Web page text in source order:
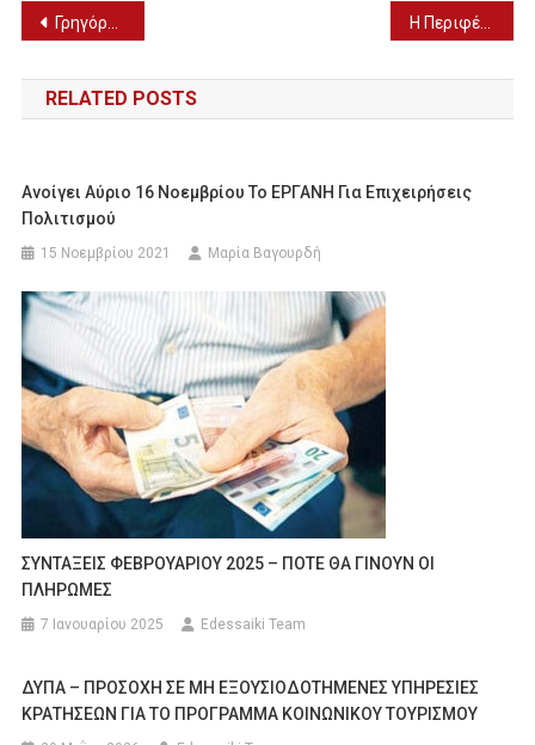
Πλοήγηση
άρθρων
Γρηγόρης Πετράκος: Η απάντησή του σε όσους «αγαθόψυχους» δε θέλουν να δουλεύει ούτε με rapid test!
RELATED POSTS
Ανοίγει Αύριο 16 Νοεμβρίου Το ΕΡΓΑΝΗ Για Επιχειρήσεις
Πολιτισμού
15 Νοεμβρίου 2021 Μαρία Βαγουρδή
ΣΥΝΤΑΞΕΙΣ ΦΕΒΡΟΥΑΡΙΟΥ 2025 – ΠΟΤΕ ΘΑ ΓΙΝΟΥΝ ΟΙ
ΠΛΗΡΩΜΕΣ
7 Ιανουαρίου 2025 Edessaiki Team
ΔΥΠΑ – ΠΡΟΣΟΧΗ ΣΕ ΜΗ ΕΞΟΥΣΙΟΔΟΤΗΜΕΝΕΣ ΥΠΗΡΕΣΙΕΣ
ΚΡΑΤΗΣΕΩΝ ΓΙΑ ΤΟ ΠΡΟΓΡΑΜΜΑ ΚΟΙΝΩΝΙΚΟΥ ΤΟΥΡΙΣΜΟΥ